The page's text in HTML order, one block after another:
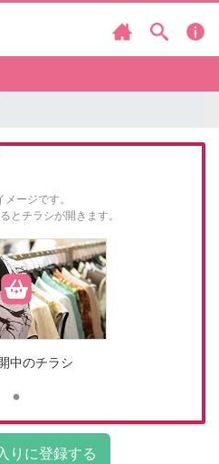
ージです。
とチラシが開きます。
中のチラシ